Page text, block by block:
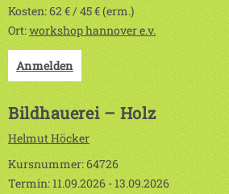
Kosten: 62 € / 45 € (erm.)
Ort:workshop hannover e.v.
Anmelden
Bildhauerei – Holz
Helmut Höcker
Kursnummer: 64726
Termin: 11.09.2026 - 13.09.2026